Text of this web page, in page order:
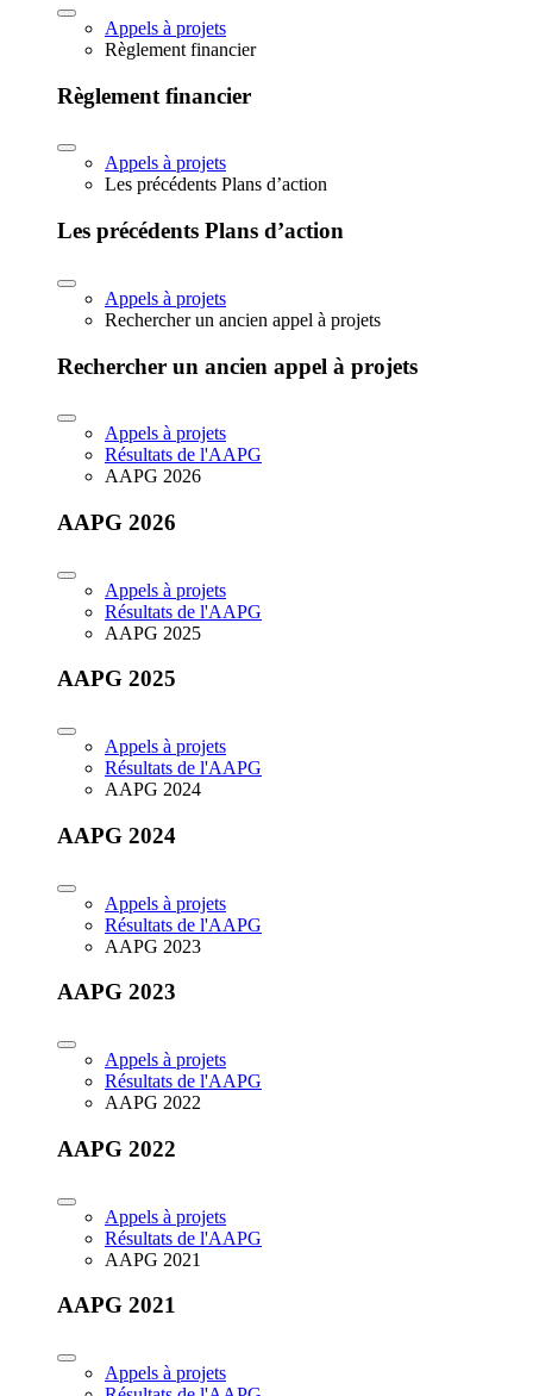
Appels à projets
Règlement financier
Règlement financier
Appels à projets
Les précédents Plans d’action
Les précédents Plans d’action
Appels à projets
Rechercher un ancien appel à projets
Rechercher un ancien appel à projets
Appels à projets
Résultats de l'AAPG
AAPG 2026
AAPG 2026
Appels à projets
Résultats de l'AAPG
AAPG 2025
AAPG 2025
Appels à projets
Résultats de l'AAPG
AAPG 2024
AAPG 2024
Appels à projets
Résultats de l'AAPG
AAPG 2023
AAPG 2023
Appels à projets
Résultats de l'AAPG
AAPG 2022
AAPG 2022
Appels à projets
Résultats de l'AAPG
AAPG 2021
AAPG 2021
Appels à projets